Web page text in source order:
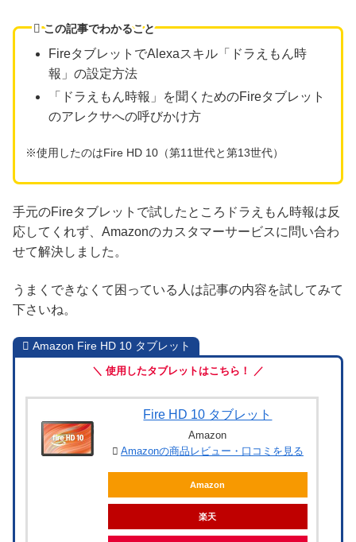
この記事でわかること
FireタブレットでAlexaスキル「ドラえもん時
報」の設定方法
「ドラえもん時報」を聞くためのFireタブレット
のアレクサへの呼びかけ方
※使用したのはFire HD 10（第11世代と第13世代）
手元のFireタブレットで試したところドラえもん時報は反
応してくれず、Amazonのカスタマーサービスに問い合わ
せて解決しました。
うまくできなくて困っている人は記事の内容を試してみて
下さいね。
Amazon Fire HD 10 タブレット
＼ 使用したタブレットはこちら！ ／
Fire HD 10 タブレット
Amazon
Amazonの商品レビュー・口コミを見る
Amazon
楽天